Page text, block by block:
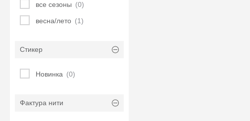
все сезоны (0)
весна/лето (1)
Стикер
Новинка (0)
Фактура нити